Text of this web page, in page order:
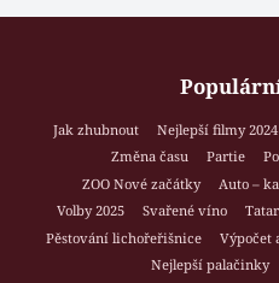
Jak zhubnout Nejlepší filmy 2024
Změna času
Partie
ZOO Nové začátky
Auto –
Volby 2025
Svařené víno
Pěstování lichořeřišnice
Výpočet
Nejlepší palačinky